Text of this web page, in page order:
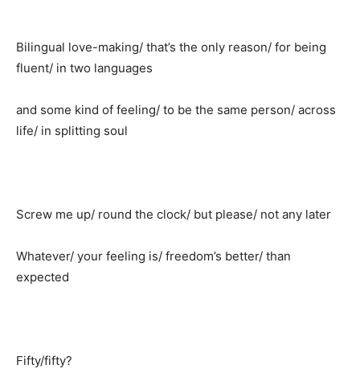
Bilingual love-making/ that’s the only reason/ for being
fluent/ in two languages
and some kind of feeling/ to be the same person/ across
life/ in splitting soul
Screw me up/ round the clock/ but please/ not any later
Whatever/ your feeling is/ freedom’s better/ than
expected
Fifty/fifty?